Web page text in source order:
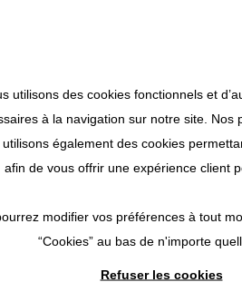
à qui nous avons confié
sa simplicité. Nous avons eu
utilisons des cookies fonctionnels et
à la navigation sur notre site. Nos
utilisons également des cookies
afin de vous offrir une expérience client
modifier vos préférences à tout
“Cookies” au bas de n'importe
Refuser les cookies